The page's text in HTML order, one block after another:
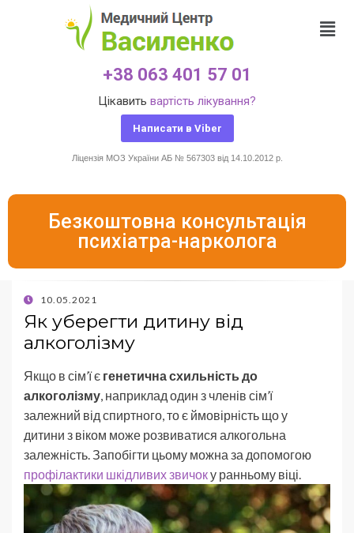
+38 063 401 57 01
Цікавить вартість лікування?
Написати в Viber
Ліцензія МОЗ України АБ № 567303 від 14.10.2012 р.
Безкоштовна консультація
психіатра-нарколога
10.05.2021
Як уберегти дитину від
алкоголізму
Якщо в сім’ї є генетична схильність до
алкоголізму, наприклад один з членів сім’ї
залежний від спиртного, то є ймовірність що у
дитини з віком може розвиватися алкогольна
залежність. Запобігти цьому можна за допомогою
профілактики шкідливих звичоку ранньому віці.